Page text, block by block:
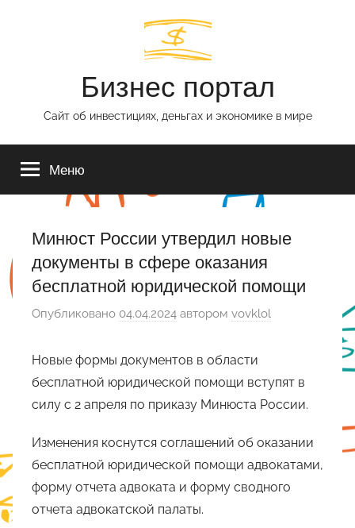
Бизнес портал
Сайт об инвестициях, деньгах и экономике в мире
Меню
Минюст России утвердил новые
документы в сфере оказания
бесплатной юридической помощи
Опубликовано 04.04.2024 автором vovklol
Новые формы документов в области
бесплатной юридической помощи вступят в
силу с 2 апреля по приказу Минюста России.
Изменения коснутся соглашений об оказании
бесплатной юридической помощи адвокатами,
форму отчета адвоката и форму сводного
отчета адвокатской палаты.